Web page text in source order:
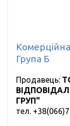
Група Б
Продавець:
ГРУП"
тел.